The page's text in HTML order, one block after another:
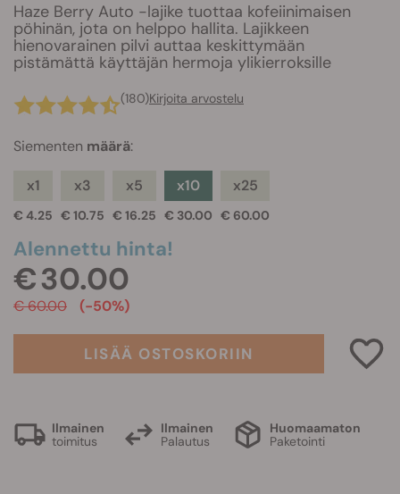
Haze Berry Auto -lajike tuottaa kofeiinimaisen
pöhinän, jota on helppo hallita. Lajikkeen
hienovarainen pilvi auttaa keskittymään
pistämättä käyttäjän hermoja ylikierroksille
(180)Kirjoita arvostelu
Siementen määrä:
x1
€ 4.25
x3
€ 10.75
x5
€ 16.25
x10
€ 30.00
x25
€ 60.00
Alennettu hinta!
€ 30.00
€ 60.00 (-50%)
LISÄÄ OSTOSKORIIN
Ilmainen
toimitus
Ilmainen
Palautus
Huomaamaton
Paketointi